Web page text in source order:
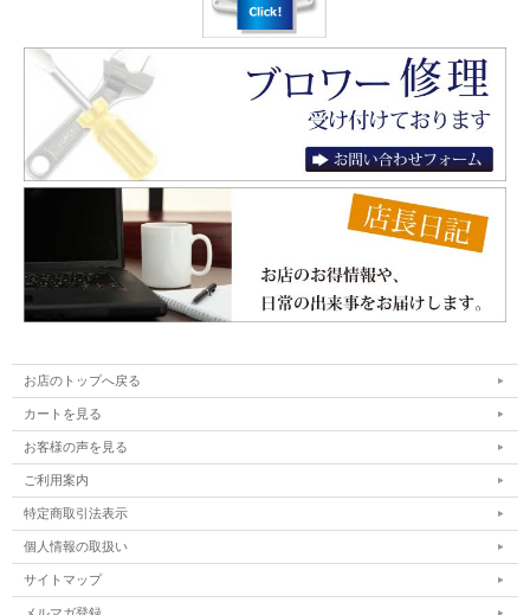
お店のトップへ戻る
カートを見る
お客様の声を見る
ご利用案内
特定商取引法表示
個人情報の取扱い
サイトマップ